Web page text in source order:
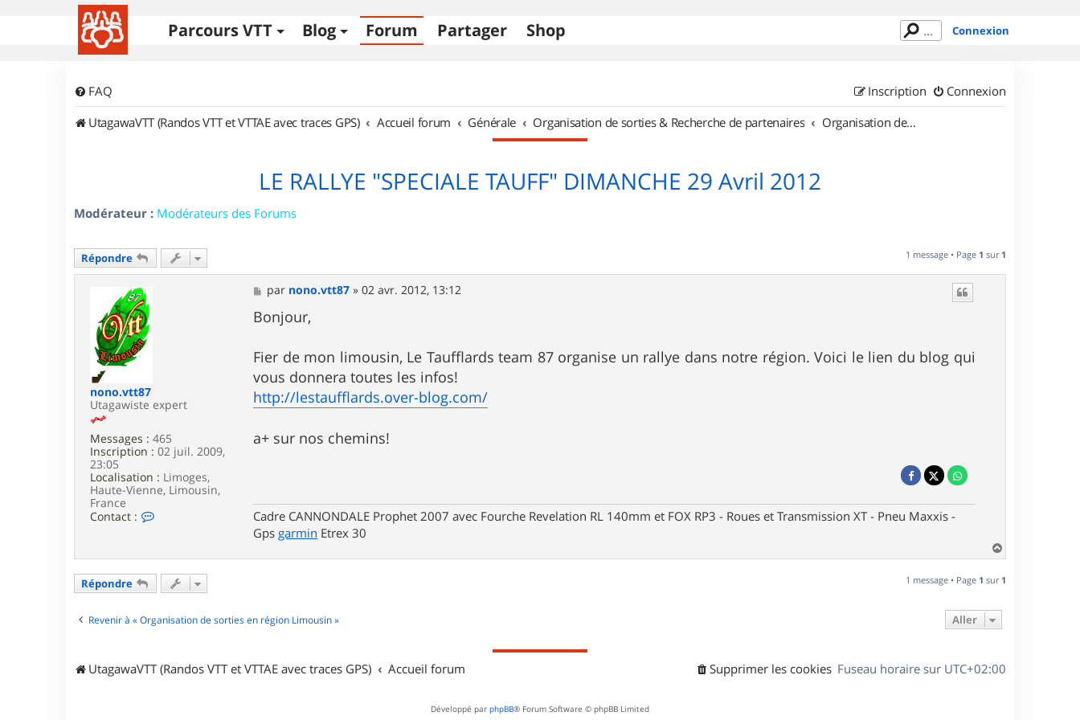
Parcours VTT Blog Forum Partager Shop Connexion
FAQ Connexion
Inscription
UtagawaVTT (Randos VTT et VTTAE avec traces GPS)
Accueil forum Générale Organisation de sorties & Recherche de partenaires Organisation de sorties en région Limousin
LE RALLYE "SPECIALE TAUFF" DIMANCHE 29 Avril 2012
Modérateur : Modérateurs des Forums
Répondre 1 message • Page 1 sur 1
nono.vtt87
Utagawiste expert
Messages : 465
Inscription : 02 juil. 2009,
23:05
Localisation : Limoges,
Haute-Vienne, Limousin,
France
Contact :
c
t
r
o
M
e
s
s
g
e
par nono.vtt87 »02 avr. 2012, 13:12
Bonjour,
Fier de mon limousin, Le Taufflards team 87 organise un rallye dans notre région. Voici le lien du blog qui
vous donnera toutes les infos!
http://lestaufflards.over-blog.com/
a+ sur nos chemins!
Cadre CANNONDALE Prophet 2007 avec Fourche Revelation RL 140mm et FOX RP3 - Roues et Transmission XT - Pneu Maxxis -
Gps garmin Etrex 30
a
t
Répondre 1 message • Page 1 sur 1
Revenir à « Organisation de sorties en région Limousin » Aller
UtagawaVTT (Randos VTT et VTTAE avec traces GPS) Accueil forum Fuseau horaire sur UTC+02:00
Supprimer les cookies
Développé par phpBB® Forum Software © phpBB Limited